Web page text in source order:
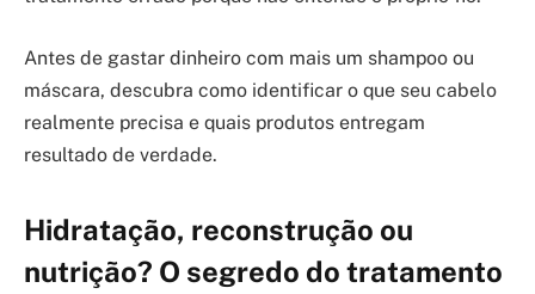
Antes de gastar dinheiro com mais um shampoo ou
máscara, descubra como identificar o que seu cabelo
realmente precisa e quais produtos entregam
resultado de verdade.
Hidratação, reconstrução ou
nutrição? O segredo do tratamento